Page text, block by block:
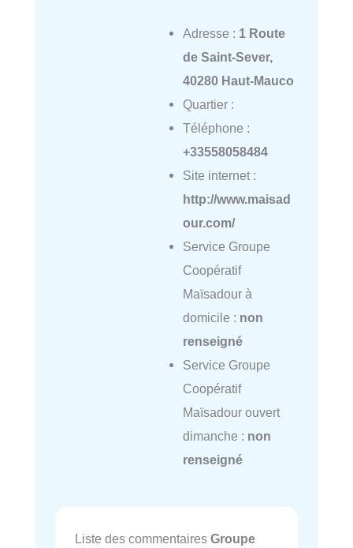
Adresse : 1 Route
de Saint-Sever,
40280 Haut-Mauco
Quartier :
Téléphone :
+33558058484
Site internet :
http://www.maisad
our.com/
Service Groupe
Coopératif
Maïsadour à
domicile : non
renseigné
Service Groupe
Coopératif
Maïsadour ouvert
dimanche : non
renseigné
Liste des commentaires Groupe